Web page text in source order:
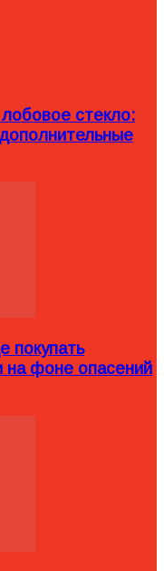
стекло:
покупать
на фоне опасений